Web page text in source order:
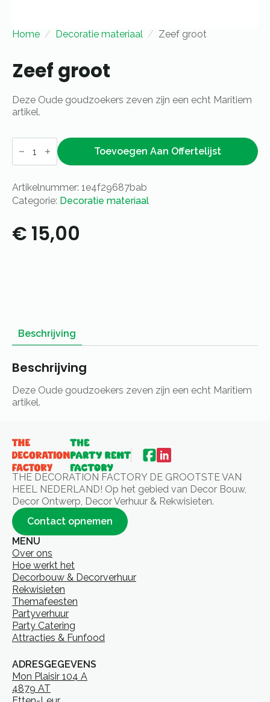
Home Decoratie materiaal Zeef groot
Zeef groot
Deze Oude goudzoekers zeven zijn een echt Maritiem
artikel.
Zeef
groot
Toevoegen Aan Offertelijst
Artikelnummer: 1e4f29687bab
Categorie: Decoratie materiaal
€ 15,00
Beschrijving
Beschrijving
Deze Oude goudzoekers zeven zijn een echt Maritiem
artikel.
THE DECORATION FACTORY DE GROOTSTE VAN
HEEL NEDERLAND! Op het gebied van Decor Bouw,
Decor Ontwerp, Decor Verhuur & Rekwisieten.
Contact opnemen
MENU
Over ons
Hoe werkt het
Decorbouw & Decorverhuur
Rekwisieten
Themafeesten
Partyverhuur
Party Catering
Attracties & Funfood
ADRESGEGEVENS
Mon Plaisir 104 A
4879 AT